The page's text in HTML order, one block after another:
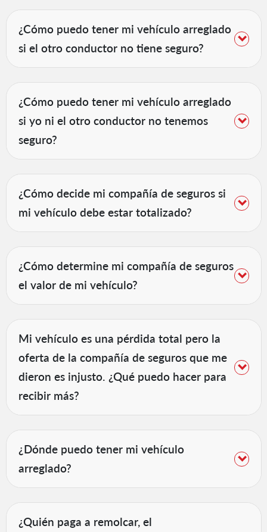
¿Cómo puedo tener mi vehículo arreglado
si el otro conductor no tiene seguro?
¿Cómo puedo tener mi vehículo arreglado
si yo ni el otro conductor no tenemos
seguro?
¿Cómo decide mi compañía de seguros si
mi vehículo debe estar totalizado?
¿Cómo determine mi compañía de seguros
el valor de mi vehículo?
Mi vehículo es una pérdida total pero la
oferta de la compañía de seguros que me
dieron es injusto. ¿Qué puedo hacer para
recibir más?
¿Dónde puedo tener mi vehículo
arreglado?
¿Quién paga a remolcar, el